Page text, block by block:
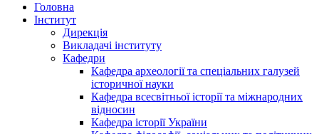
Головна
Інститут
Дирекція
Викладачі інституту
Кафедри
Кафедра археології та спеціальних галузей
історичної науки
Кафедра всесвітньої історії та міжнародних
відносин
Кафедра історії України